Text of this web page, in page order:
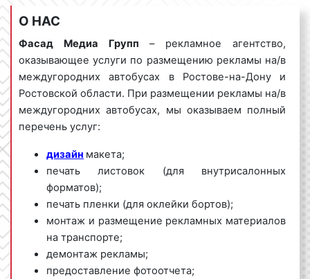
О НАС
Фасад Медиа Групп – рекламное агентство,
оказывающее услуги по размещению рекламы на/в
междугородних автобусах в Ростове-на-Дону и
Ростовской области. При размещении рекламы на/в
междугородних автобусах, мы оказываем полный
перечень услуг:
дизайн макета;
печать листовок (для внутрисалонных
форматов);
печать пленки (для оклейки бортов);
монтаж и размещение рекламных материалов
на транспорте;
демонтаж рекламы;
предоставление фотоотчета;